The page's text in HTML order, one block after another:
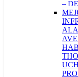
–